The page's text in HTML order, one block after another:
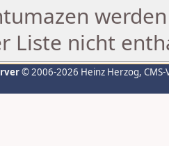
Liste nicht
© 2006-2026 Heinz Herzog,